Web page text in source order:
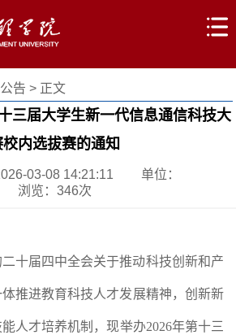
告> 正文
三届大学生新一代信息通信科技大
校内选拔赛的通知
03-08 14:21:11
单位：
浏览： 346次
十届四中全会关于推动科技创新和产
推进教育科技人才发展精神，创新新
人才培养机制，现举办2026年第十三